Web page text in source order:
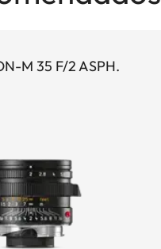
M 35 F/2 ASPH.